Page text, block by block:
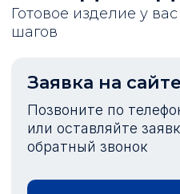
Готовое изделие у
шагов
Заявка на сайте
Позвоните по
или оставляйте
обратный звонок